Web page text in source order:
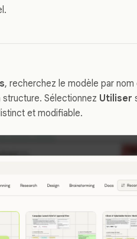
, recherchez le modèle par
Sélectionnez Utiliser
et modifiable.